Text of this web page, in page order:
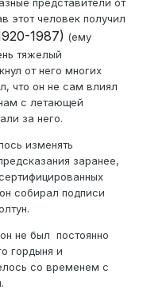
этот человек получил
1987) (ему
тяжелый
от него многих
что он не сам влиял
с летающей
за него.
изменять
заранее,
собирал подписи
не был постоянно
гордыня и
со временем с